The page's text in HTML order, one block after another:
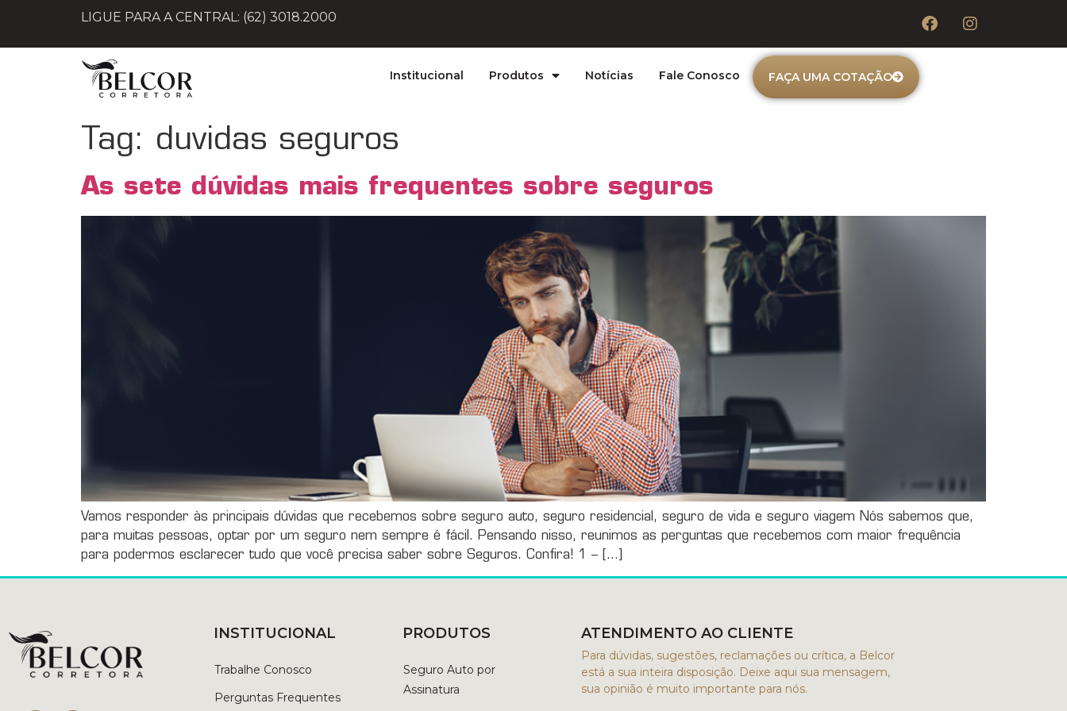
LIGUE PARA A CENTRAL: (62) 3018.2000
Institucional Produtos Notícias Fale Conosco FAÇA UMA COTAÇÃO
Tag: duvidas seguros
As sete dúvidas mais frequentes sobre seguros
Vamos responder às principais dúvidas que recebemos sobre seguro auto, seguro residencial, seguro de vida e seguro viagem Nós sabemos que,
para muitas pessoas, optar por um seguro nem sempre é fácil. Pensando nisso, reunimos as perguntas que recebemos com maior frequência
para podermos esclarecer tudo que você precisa saber sobre Seguros. Confira! 1 – […]
INSTITUCIONAL
Trabalhe Conosco
Perguntas Frequentes
PRODUTOS
Seguro Auto por
Assinatura
ATENDIMENTO AO CLIENTE
Para dúvidas, sugestões, reclamações ou crítica, a Belcor
está a sua inteira disposição. Deixe aqui sua mensagem,
sua opinião é muito importante para nós.